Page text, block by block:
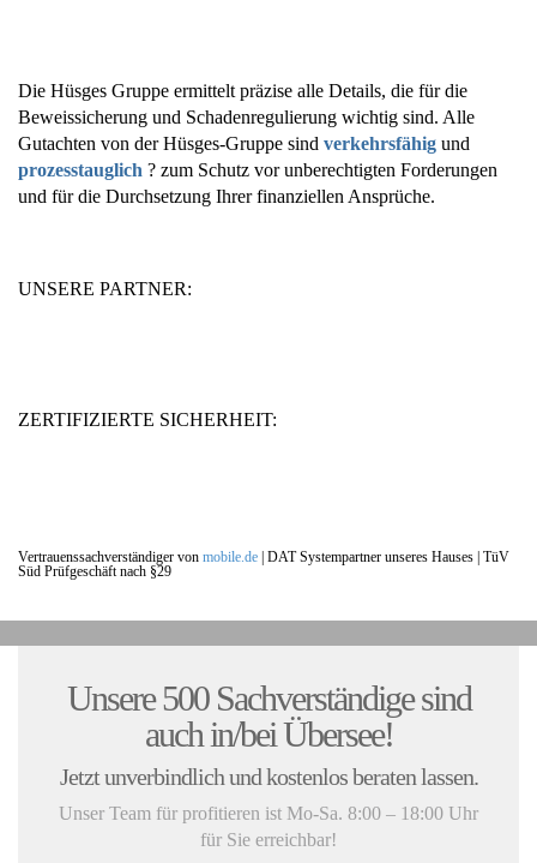
Die Hüsges Gruppe ermittelt präzise alle Details, die für die
Beweissicherung und Schadenregulierung wichtig sind. Alle
Gutachten von der Hüsges-Gruppe sind verkehrsfähig und
prozesstauglich ? zum Schutz vor unberechtigten Forderungen
und für die Durchsetzung Ihrer finanziellen Ansprüche.
UNSERE PARTNER:
ZERTIFIZIERTE SICHERHEIT:
Vertrauenssachverständiger von mobile.de DAT Systempartner unseres Hauses | TüV
Süd Prüfgeschäft nach §29
Unsere 500 Sachverständige sind
auch in/bei Übersee!
Jetzt unverbindlich und kostenlos beraten lassen.
Unser Team für profitieren ist Mo-Sa. 8:00 – 18:00 Uhr
für Sie erreichbar!